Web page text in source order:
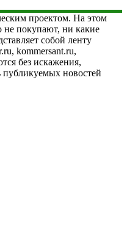
проектом. На этом
не покупают, ни какие
собой ленту
kommersant.ru,
без искажения,
публикуемых новостей